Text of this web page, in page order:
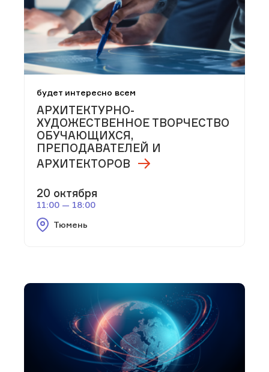
будет интересно всем
АРХИТЕКТУРНО-
ХУДОЖЕСТВЕННОЕ ТВОРЧЕСТВО
ОБУЧАЮЩИХСЯ,
ПРЕПОДАВАТЕЛЕЙ И
АРХИТЕКТОРОВ
20 октября
11:00 — 18:00
Тюмень